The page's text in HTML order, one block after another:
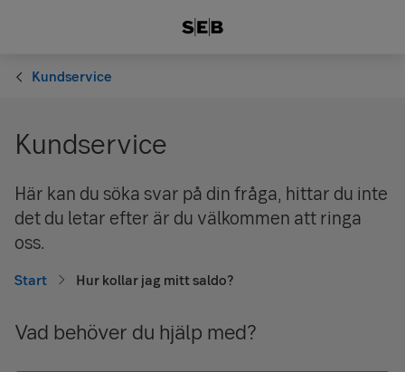
Kundservice
Kundservice
Här kan du söka svar på din fråga, hittar du inte
det du letar efter är du välkommen att ringa
oss.
Start Hur kollar jag mitt saldo?
Vad behöver du hjälp med?